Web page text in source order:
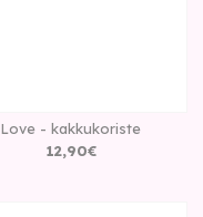
Love - kakkukoriste
12,90€